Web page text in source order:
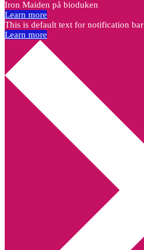
Iron Maiden på bioduken
Learn more
This is default text for notification bar
Learn more